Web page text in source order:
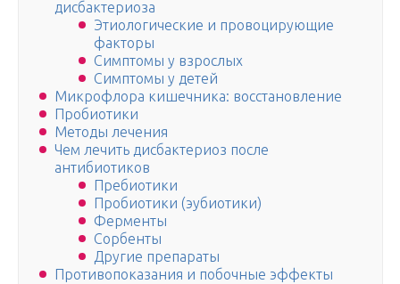
дисбактериоза
Этиологические и провоцирующие
факторы
Симптомы у взрослых
Симптомы у детей
Микрофлора кишечника: восстановление
Пробиотики
Методы лечения
Чем лечить дисбактериоз после
антибиотиков
Пребиотики
Пробиотики (эубиотики)
Ферменты
Сорбенты
Другие препараты
Противопоказания и побочные эффекты